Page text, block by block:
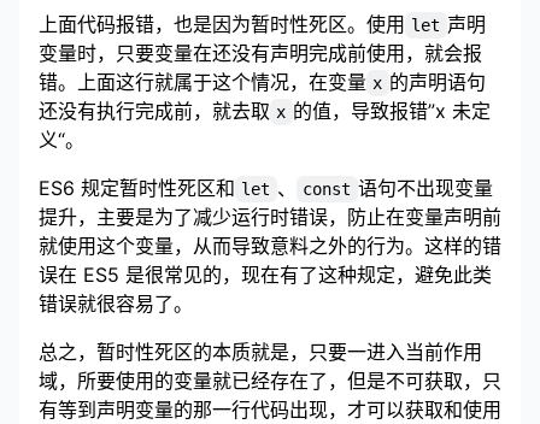
上面代码报错，也是因为暂时性死区。使用 let 声明
变量时，只要变量在还没有声明完成前使用，就会报
错。上面这行就属于这个情况，在变量 x 的声明语句
还没有执行完成前，就去取 x 的值，导致报错”x 未定
义“。
ES6 规定暂时性死区和 let 、 const 语句不出现变量
提升，主要是为了减少运行时错误，防止在变量声明前
就使用这个变量，从而导致意料之外的行为。这样的错
误在 ES5 是很常见的，现在有了这种规定，避免此类
错误就很容易了。
总之，暂时性死区的本质就是，只要一进入当前作用
域，所要使用的变量就已经存在了，但是不可获取，只
有等到声明变量的那一行代码出现，才可以获取和使用